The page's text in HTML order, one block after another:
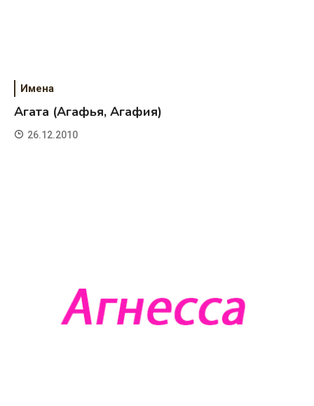
Имена
Агата (Агафья, Агафия)
26.12.2010